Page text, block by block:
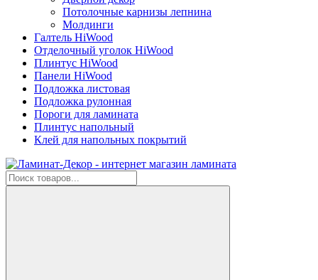
Потолочные карнизы лепнина
Молдинги
Галтель HiWood
Отделочный уголок HiWood
Плинтус HiWood
Панели HiWood
Подложка листовая
Подложка рулонная
Пороги для ламината
Плинтус напольный
Клей для напольных покрытий